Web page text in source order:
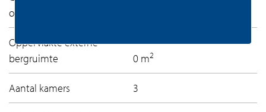
overige functies
Oppervlakte externe
bergruimte
0 m2
Aantal kamers 3